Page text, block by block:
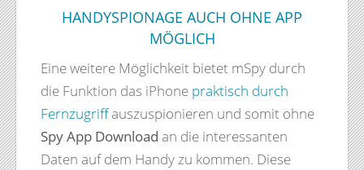
HANDYSPIONAGE AUCH OHNE APP
MÖGLICH
Eine weitere Möglichkeit bietet mSpy durch
die Funktion das iPhone praktisch durch
Fernzugriffauszuspionieren und somit ohne
Spy App Download an die interessanten
Daten auf dem Handy zu kommen. Diese